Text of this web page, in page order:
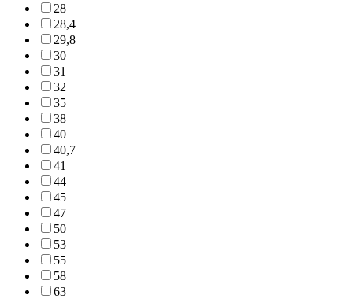
28
28,4
29,8
30
31
32
35
38
40
40,7
41
44
45
47
50
53
55
58
63